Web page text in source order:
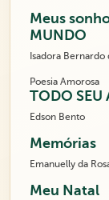
Meus
MUNDO
Isadora Bernardo
Poesia Amorosa
TODO SEU
Edson Bento
Memórias
Emanuelly da
Meu Natal